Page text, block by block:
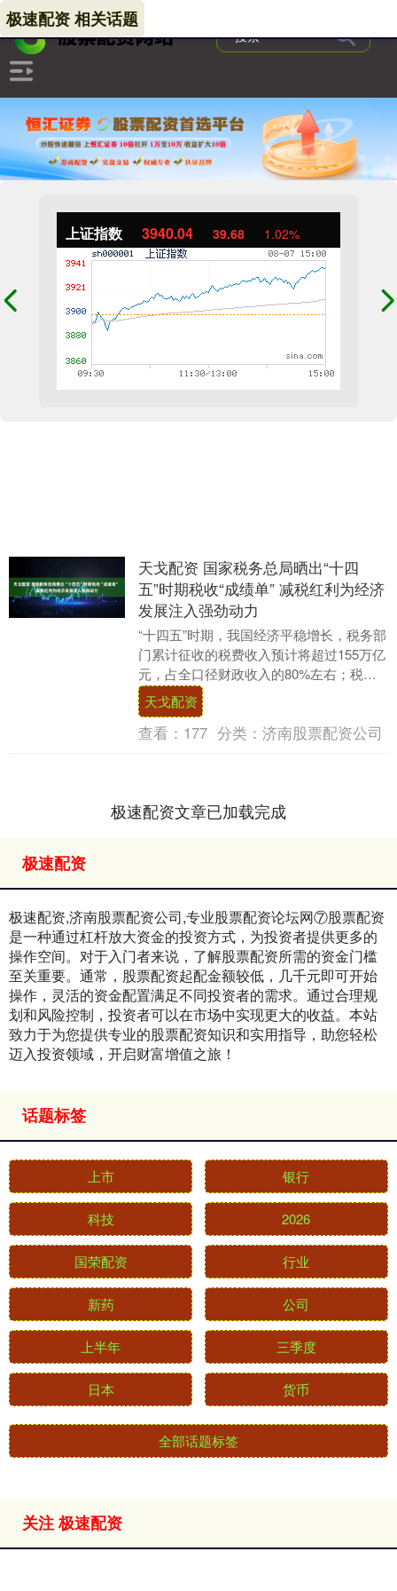
上证指数 3940.04 39.68 1.02%
极速配资 相关话题
天戈配资 国家税务总局晒出“十四
五”时期税收“成绩单” 减税红利为经济
发展注入强劲动力
“十四五”时期，我国经济平稳增长，税务部
门累计征收的税费收入预计将超过155万亿
元，占全口径财政收入的80%左右；税收
收入(未扣除出口退税)将超过85万亿元，
较....
天戈配资
查看： 177 分类： 济南股票配资公司
极速配资文章已加载完成
极速配资
极速配资,济南股票配资公司,专业股票配资论坛网⑦股票配资
是一种通过杠杆放大资金的投资方式，为投资者提供更多的
操作空间。对于入门者来说，了解股票配资所需的资金门槛
至关重要。通常，股票配资起配金额较低，几千元即可开始
操作，灵活的资金配置满足不同投资者的需求。通过合理规
划和风险控制，投资者可以在市场中实现更大的收益。本站
致力于为您提供专业的股票配资知识和实用指导，助您轻松
迈入投资领域，开启财富增值之旅！
话题标签
上市 银行
科技 2026
国荣配资 行业
新药 公司
上半年 三季度
日本 货币
全部话题标签
关注 极速配资